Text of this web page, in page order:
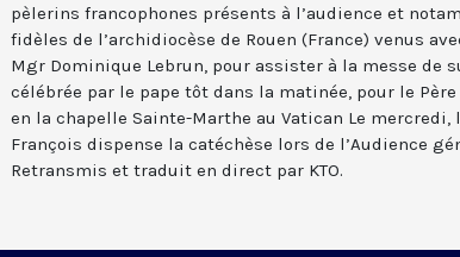
pèlerins francophones présents à l’audience et
fidèles de l’archidiocèse de Rouen (France) venus
Mgr Dominique Lebrun, pour assister à la messe de
célébrée par le pape tôt dans la matinée, pour le Père
en la chapelle Sainte-Marthe au Vatican Le mercredi,
François dispense la catéchèse lors de l’Audience
Retransmis et traduit en direct par KTO.